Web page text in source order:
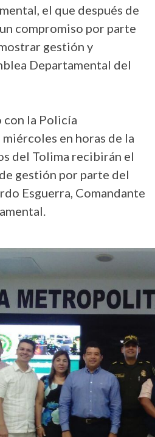
el que después de
compromiso por parte
gestión y
Departamental del
con la Policía
en horas de la
del Tolima recibirán el
gestión por parte del
Esguerra, Comandante